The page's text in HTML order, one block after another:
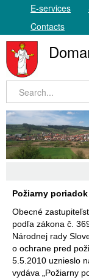
E-services
Contacts
Požiarny poriadok
Obecné
podľa zákona č.
Národnej rady
o ochrane pred
5.5.2010 uznieslo
vydáva „Požiarny